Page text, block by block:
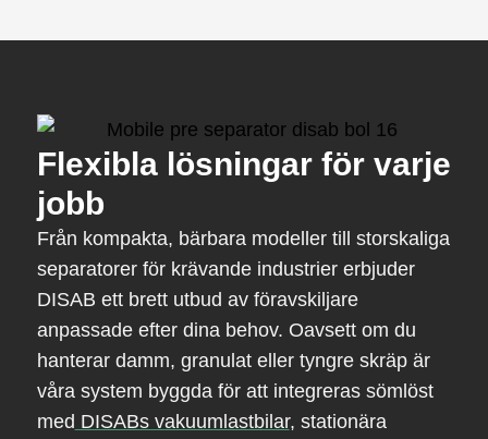
Flexibla lösningar för varje
jobb
Från kompakta, bärbara modeller till storskaliga
separatorer för krävande industrier erbjuder
DISAB ett brett utbud av föravskiljare
anpassade efter dina behov. Oavsett om du
hanterar damm, granulat eller tyngre skräp är
våra system byggda för att integreras sömlöst
med DISABs vakuumlastbilar, stationära